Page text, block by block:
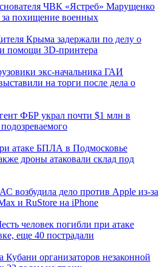
ЧВК «Ястреб» Марущенко
похищение военных
Крыма задержали по делу о
помощи 3D‑принтера
экс-начальника ГАИ
на торги после дела о
ФБР украл почти $1 млн в
атаке БПЛА в Подмосковье
дроны атаковали склад под
возбудила дело против Apple из-за
и RuStore на iPhone
человек погибли при атаке
еще 40 пострадали
Кубани организаторов незаконной